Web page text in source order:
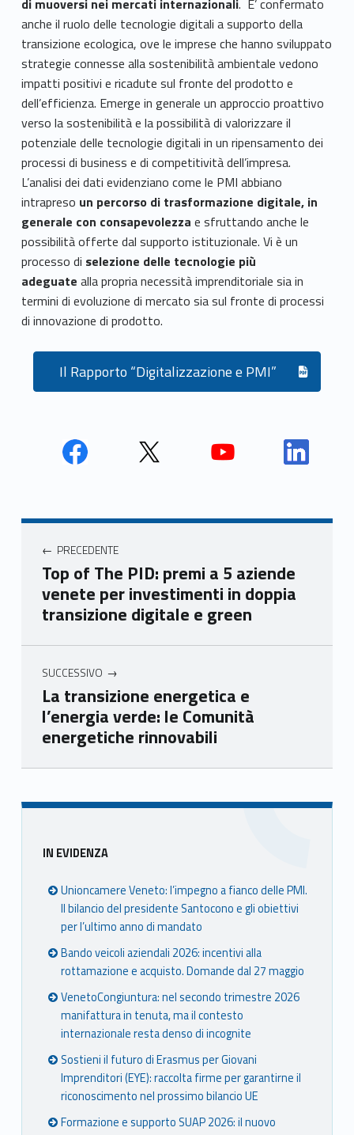
anche il ruolo delle tecnologie digitali a supporto della
transizione ecologica, ove le imprese che hanno sviluppato
strategie connesse alla sostenibilità ambientale vedono
impatti positivi e ricadute sul fronte del prodotto e
dell’efficienza. Emerge in generale un approccio proattivo
verso la sostenibilità e la possibilità di valorizzare il
potenziale delle tecnologie digitali in un ripensamento dei
processi di business e di competitività dell’impresa.
L’analisi dei dati evidenziano come le PMI abbiano
intrapreso un percorso di trasformazione digitale, in
generale con consapevolezza e sfruttando anche le
possibilità offerte dal supporto istituzionale. Vi è un
processo di selezione delle tecnologie più
adeguate alla propria necessità imprenditoriale sia in
termini di evoluzione di mercato sia sul fronte di processi
di innovazione di prodotto.
Il Rapporto “Digitalizzazione e PMI”
Unio
mer
e
Ven
eto
Unio
e
Ven
eto
Unio
e
Ven
eto
Unio
e
Ven
Navigazione articoli
PRECEDENTE
Top of The PID: premi a 5 aziende
venete per investimenti in doppia
transizione digitale e green
SUCCESSIVO
La transizione energetica e
l’energia verde: le Comunità
energetiche rinnovabili
Skip back to main navigation
Sidebar
IN EVIDENZA
Unioncamere Veneto: l’impegno a fianco delle PMI.
Il bilancio del presidente Santocono e gli obiettivi
per l’ultimo anno di mandato
Bando veicoli aziendali 2026: incentivi alla
rottamazione e acquisto. Domande dal 27 maggio
VenetoCongiuntura: nel secondo trimestre 2026
manifattura in tenuta, ma il contesto
internazionale resta denso di incognite
Sostieni il futuro di Erasmus per Giovani
Imprenditori (EYE): raccolta firme per garantirne il
riconoscimento nel prossimo bilancio UE
Formazione e supporto SUAP 2026: il nuovo